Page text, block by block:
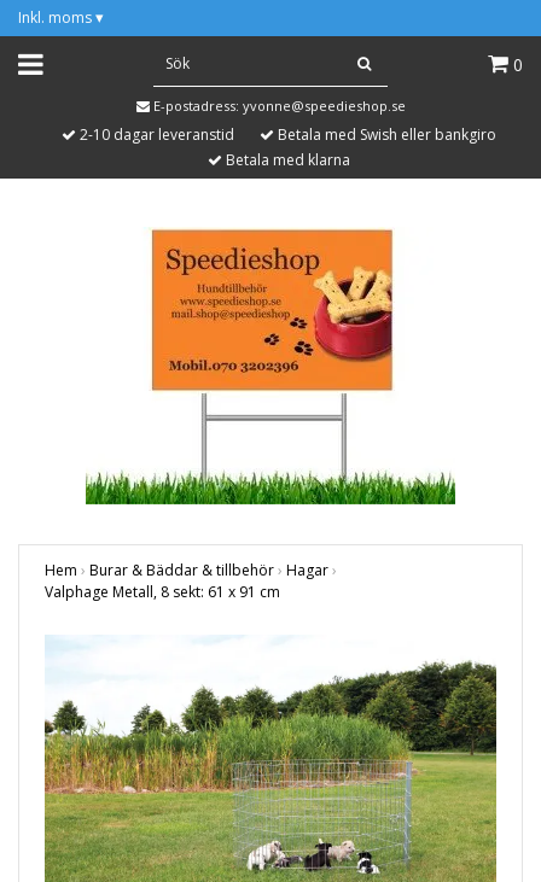
Inkl. moms ▾
0
E-postadress: yvonne@speedieshop.se
2-10 dagar leveranstid
Betala med Swish eller bankgiro
Betala med klarna
Hem › Burar & Bäddar & tillbehör› Hagar›
Valphage Metall, 8 sekt: 61 x 91 cm